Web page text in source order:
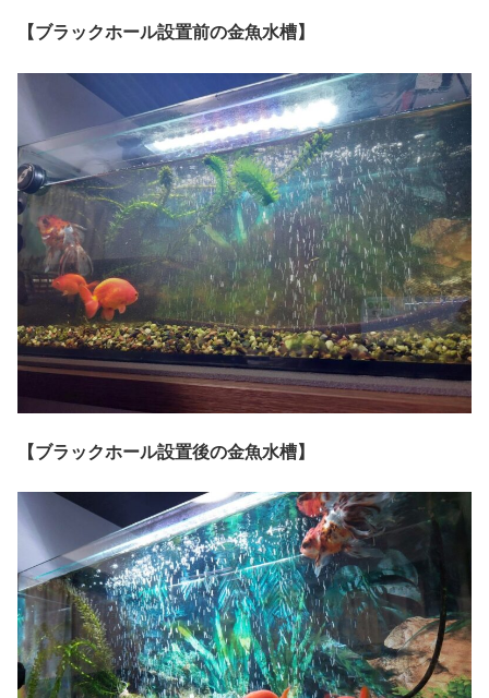
【ブラックホール設置前の金魚水槽】
【ブラックホール設置後の金魚水槽】